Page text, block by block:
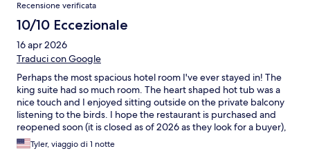
Recensione verificata
10/10 Eccezionale
16 apr 2026
Traduci con Google
Perhaps the most spacious hotel room I've ever stayed in! The
king suite had so much room. The heart shaped hot tub was a
nice touch and I enjoyed sitting outside on the private balcony
listening to the birds. I hope the restaurant is purchased and
reopened soon (it is closed as of 2026 as they look for a buyer),
as that would have made my stay that much better.
Tyler, viaggio di 1 notte